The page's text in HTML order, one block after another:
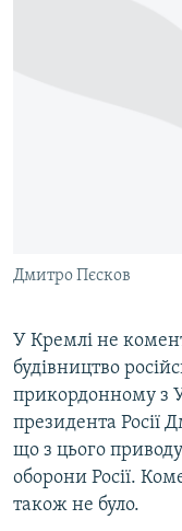
ІНФОГРАФІКА
ДОЛУЧАЙСЯ!
Усі сайти RFE/RL
Дмитро Пєсков
У Кремлі не
будівництво
прикордонному з
президента Росії
що з цього приводу
оборони Росії.
також не було.